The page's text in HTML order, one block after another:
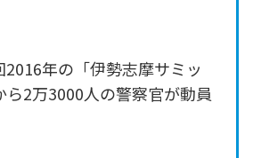
2016年の「伊勢志摩サミッ
ら2万3000人の警察官が動員